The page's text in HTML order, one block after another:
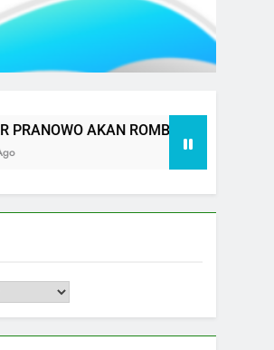
ROMBAK STRUKTUR APBD